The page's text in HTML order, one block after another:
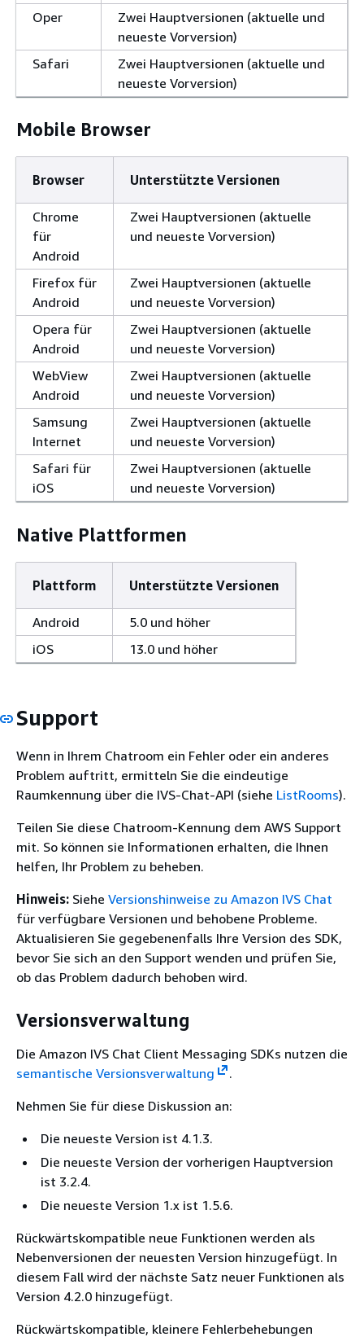
Oper
Zwei Hauptversionen (aktuelle und
neueste Vorversion)
Safari
Zwei Hauptversionen (aktuelle und
neueste Vorversion)
Mobile Browser
Browser Unterstützte Versionen
Chrome
für
Android
Zwei Hauptversionen (aktuelle
und neueste Vorversion)
Firefox für
Android
Zwei Hauptversionen (aktuelle
und neueste Vorversion)
Opera für
Android
Zwei Hauptversionen (aktuelle
und neueste Vorversion)
WebView
Android
Zwei Hauptversionen (aktuelle
und neueste Vorversion)
Samsung
Internet
Zwei Hauptversionen (aktuelle
und neueste Vorversion)
Safari für
iOS
Zwei Hauptversionen (aktuelle
und neueste Vorversion)
Native Plattformen
Plattform Unterstützte Versionen
Android
5.0 und höher
iOS
13.0 und höher
Support
Wenn in Ihrem Chatroom ein Fehler oder ein anderes
Problem auftritt, ermitteln Sie die eindeutige
Raumkennung über die IVS-Chat-API (siehe ListRooms).
Teilen Sie diese Chatroom-Kennung dem AWS Support
mit. So können sie Informationen erhalten, die Ihnen
helfen, Ihr Problem zu beheben.
Hinweis: Siehe Versionshinweise zu Amazon IVS Chat
für verfügbare Versionen und behobene Probleme.
Aktualisieren Sie gegebenenfalls Ihre Version des SDK,
bevor Sie sich an den Support wenden und prüfen Sie,
ob das Problem dadurch behoben wird.
Versionsverwaltung
Die Amazon IVS Chat Client Messaging SDKs nutzen die
semantische Versionsverwaltung
.
Nehmen Sie für diese Diskussion an:
Die neueste Version ist 4.1.3.
Die neueste Version der vorherigen Hauptversion
ist 3.2.4.
Die neueste Version 1.x ist 1.5.6.
Rückwärtskompatible neue Funktionen werden als
Nebenversionen der neuesten Version hinzugefügt. In
diesem Fall wird der nächste Satz neuer Funktionen als
Version 4.2.0 hinzugefügt.
Rückwärtskompatible, kleinere Fehlerbehebungen